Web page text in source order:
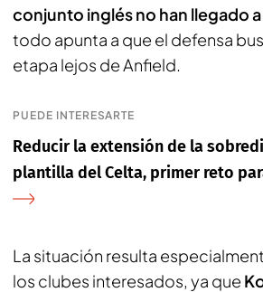
conjunto inglés no han llegado
todo apunta a que el defensa
etapa lejos de Anfield.
PUEDE INTERESARTE
Reducir la extensión de la
plantilla del Celta, primer reto
La situación resulta
los clubes interesados, ya que